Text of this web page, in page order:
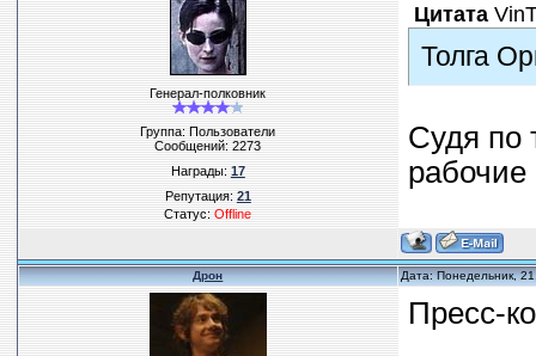
Генерал-полковник
Группа: Пользователи
Сообщений:2273
Награды:17
Репутация:21
Статус:Offline
Цитата
Толга
Судя по
Дрон Дата: Понедельник,
Пресс-